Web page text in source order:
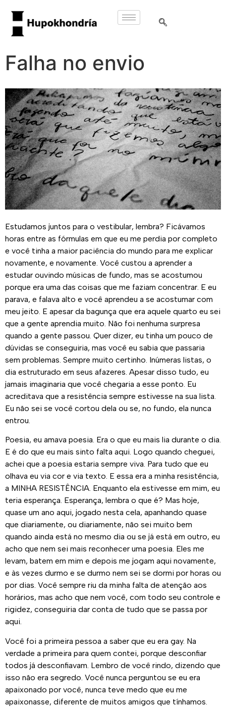
Falha no envio
Estudamos juntos para o vestibular, lembra? Ficávamos
horas entre as fórmulas em que eu me perdia por completo
e você tinha a maior paciência do mundo para me explicar
novamente, e novamente. Você custou a aprender a
estudar ouvindo músicas de fundo, mas se acostumou
porque era uma das coisas que me faziam concentrar. E eu
parava, e falava alto e você aprendeu a se acostumar com
meu jeito. E apesar da bagunça que era aquele quarto eu sei
que a gente aprendia muito. Não foi nenhuma surpresa
quando a gente passou. Quer dizer, eu tinha um pouco de
dúvidas se conseguiria, mas você eu sabia que passaria
sem problemas. Sempre muito certinho. Inúmeras listas, o
dia estruturado em seus afazeres. Apesar disso tudo, eu
jamais imaginaria que você chegaria a esse ponto. Eu
acreditava que a resistência sempre estivesse na sua lista.
Eu não sei se você cortou dela ou se, no fundo, ela nunca
entrou.
Poesia, eu amava poesia. Era o que eu mais lia durante o dia.
E é do que eu mais sinto falta aqui. Logo quando cheguei,
achei que a poesia estaria sempre viva. Para tudo que eu
olhava eu via cor e via texto. E essa era a minha resistência,
a MINHA RESISTÊNCIA. Enquanto ela estivesse em mim, eu
teria esperança. Esperança, lembra o que é? Mas hoje,
quase um ano aqui, jogado nesta cela, apanhando quase
que diariamente, ou diariamente, não sei muito bem
quando ainda está no mesmo dia ou se já está em outro, eu
acho que nem sei mais reconhecer uma poesia. Eles me
levam, batem em mim e depois me jogam aqui novamente,
e às vezes durmo e se durmo nem sei se dormi por horas ou
por dias. Você sempre riu da minha falta de atenção aos
horários, mas acho que nem você, com todo seu controle e
rigidez, conseguiria dar conta de tudo que se passa por
aqui.
Você foi a primeira pessoa a saber que eu era gay. Na
verdade a primeira para quem contei, porque desconfiar
todos já desconfiavam. Lembro de você rindo, dizendo que
isso não era segredo. Você nunca perguntou se eu era
apaixonado por você, nunca teve medo que eu me
apaixonasse, diferente de muitos amigos que tínhamos.